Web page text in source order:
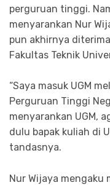
perguruan tinggi.
menyarankan Nur
pun akhirnya
Fakultas Teknik
“Saya masuk UGM
Perguruan Tinggi
menyarankan UGM,
dulu bapak kuliah di
tandasnya.
Nur Wijaya mengaku